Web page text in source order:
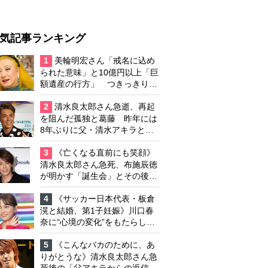
記事ランキング
1
美輪明宏さん「戒名に込め
られた意味」と10億円以上「巨
額遺産の行方」 つきっきりで
私生活をサポートしていた元俳
優が相続か
2
清水良太郎さん急逝、再起
を阻んだ孤独と葛藤 昨年には
8年ぶりに父・清水アキラと共
演、本格的な活動再開に向かっ
ていたが…周囲が懸念していた
「不安定なところ」
3
《亡くなる直前にも笑顔》
清水良太郎さん急死、布施辰徳
が明かす「誕生会」とその後の
メッセージ
4
《サッカー日本代表・板倉
滉と結婚、第1子妊娠》川口春
奈に“心境の変化”をもたらした
主演映画『ママせか』 身を削
って「がんに蝕まれる母」を演
じた壮絶な撮影現場
5
《こんなバカのために、あ
りがとうな》清水良太郎さん急